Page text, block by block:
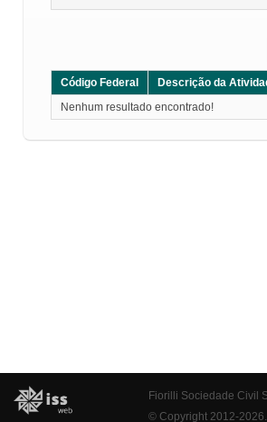
Código Federal Descrição da
Nenhum resultado encontrado!
Fiorilli Sociedade Civil
© Copyright 2012-